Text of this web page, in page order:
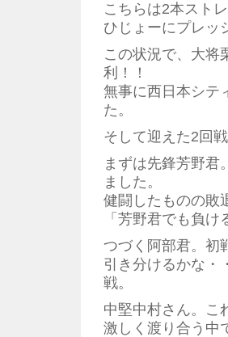
こちらは2本スト
ひじょーにプレッ
この状況で、大将
利！！
無事に西日本シテ
た。
そして迎えた2回戦
まずは先鋒芳野君
ました。
健闘したものの敗
「芳野君でも負
つづく阿部君。初
引き分けるかな・
戦。
中堅中村さん。こ
激しく渡り合う中